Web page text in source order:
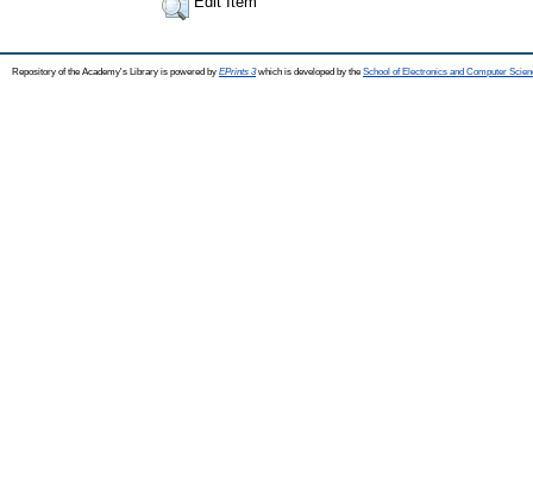
Repository of the Academy's Library is powered by EPrints 3which is developed by the School of Electronics and Computer